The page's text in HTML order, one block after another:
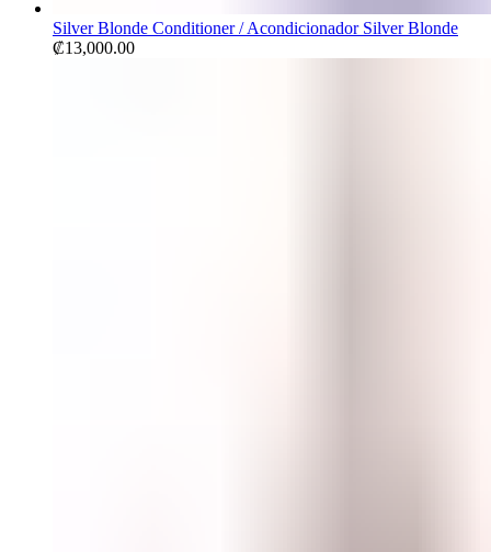
Silver Blonde Conditioner / Acondicionador Silver Blonde
₡13,000.00